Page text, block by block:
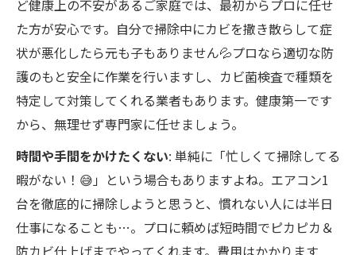
ど健康上の不安があるご家庭では、最初からプロに任せ
た方が安心です。自分で掃除中にカビを撒き散らして症
状が悪化したら元も子もありません💦プロなら適切な防
護のもと安全に作業を行いますし、カビ菌検査で種類を
特定して対策してくれる業者もあります。健康第一です
から、無理せず専門家に任せましょう。
時間や手間をかけたくない: 単純に「忙しくて掃除してる
暇がない！😅」という場合もありますよね。エアコン1
台を徹底的に掃除しようと思うと、慣れない人には半日
仕事になることも…。プロに頼めば短時間でピカピカ＆
防カビ仕上げまでやってくれます。費用はかかります